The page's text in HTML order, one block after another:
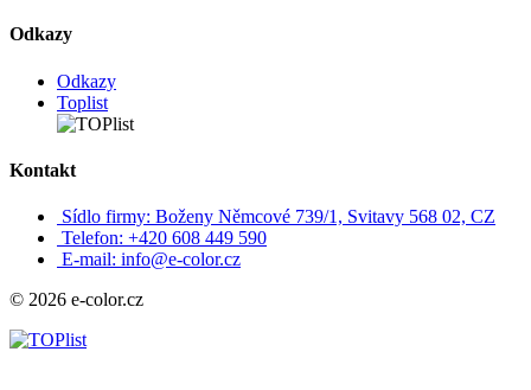
Odkazy
Odkazy
Toplist
Kontakt
Sídlo firmy: Boženy Němcové 739/1, Svitavy 568 02, CZ
Telefon: +420 608 449 590
E-mail: info@e-color.cz
© 2026 e-color.cz